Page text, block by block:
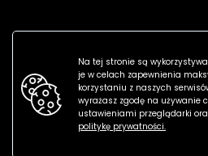
Na tej stronie są
je w celach zapewnienia
korzystaniu z naszych
wyrażasz zgodę na używanie
ustawieniami przeglądarki
politykę prywatności.